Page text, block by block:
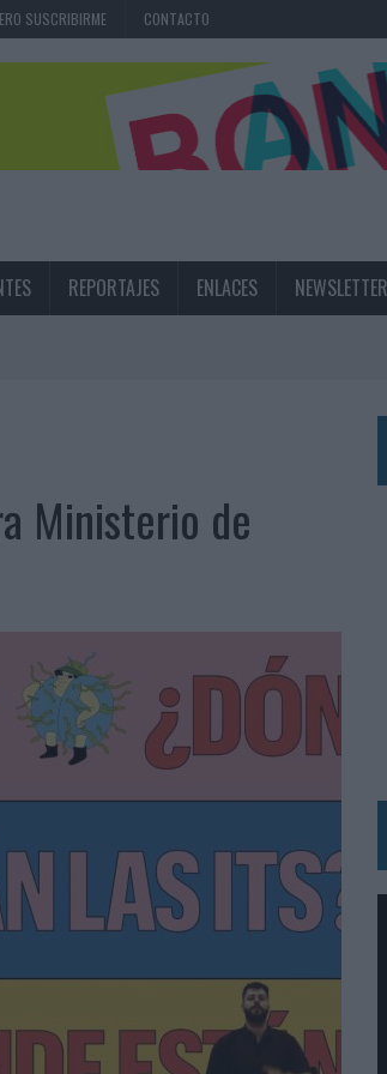
SUSCRIBIRME CONTACTO
REPORTAJES ENLACES NEWSLETTER
BARCELONÉS
EN IBIZA
MÓVIL COMO DISPOSITIVO MÁS UTILIZADO
CALIPPO Y SOLERO
EN ACTIVOS CULTURALES Y ECONÓMICOS
CON LOS MEDIOS
INTERNACIONAL
Y LA MEDICIÓN SON DOS CARAS DE LA MISMA
Ministerio de